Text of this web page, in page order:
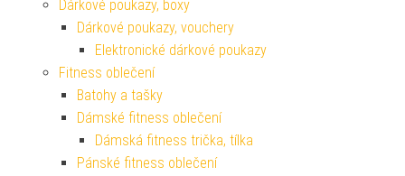
Dárkové poukazy, boxy
Dárkové poukazy, vouchery
Elektronické dárkové poukazy
Fitness oblečení
Batohy a tašky
Dámské fitness oblečení
Dámská fitness trička, tílka
Pánské fitness oblečení